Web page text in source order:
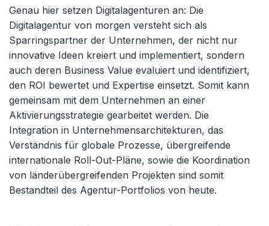
Genau hier setzen Digitalagenturen an: Die
Digitalagentur von morgen versteht sich als
Sparringspartner der Unternehmen, der nicht nur
innovative Ideen kreiert und implementiert, sondern
auch deren Business Value evaluiert und identifiziert,
den ROI bewertet und Expertise einsetzt. Somit kann
gemeinsam mit dem Unternehmen an einer
Aktivierungsstrategie gearbeitet werden. Die
Integration in Unternehmensarchitekturen, das
Verständnis für globale Prozesse, übergreifende
internationale Roll-Out-Pläne, sowie die Koordination
von länderübergreifenden Projekten sind somit
Bestandteil des Agentur-Portfolios von heute.